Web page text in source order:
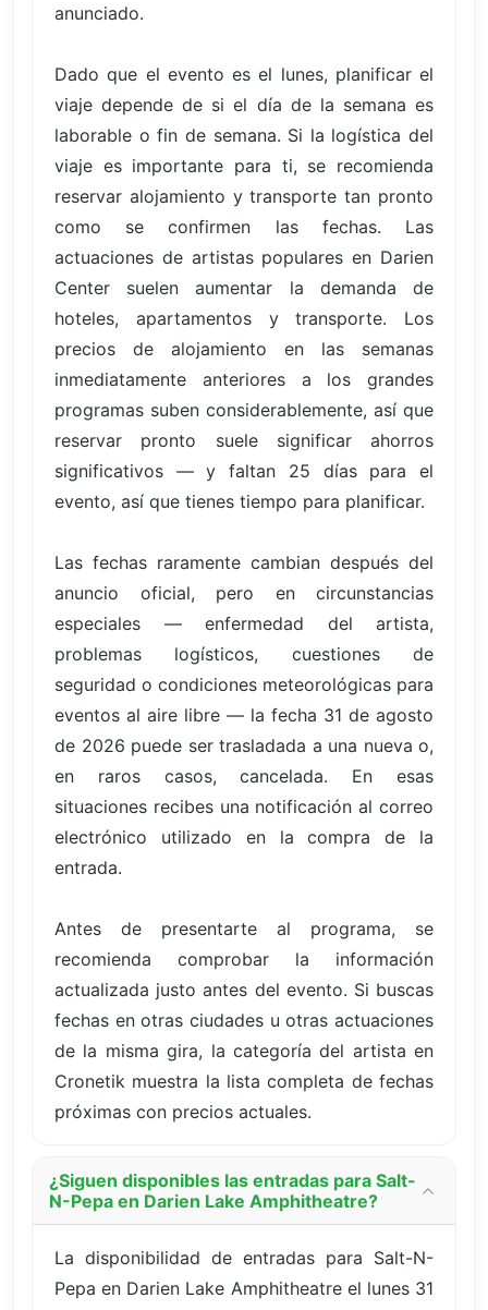
anunciado.
Dado que el evento es el lunes, planificar el
viaje depende de si el día de la semana es
laborable o fin de semana. Si la logística del
viaje es importante para ti, se recomienda
reservar alojamiento y transporte tan pronto
como se confirmen las fechas. Las
actuaciones de artistas populares en Darien
Center suelen aumentar la demanda de
hoteles, apartamentos y transporte. Los
precios de alojamiento en las semanas
inmediatamente anteriores a los grandes
programas suben considerablemente, así que
reservar pronto suele significar ahorros
significativos — y faltan 25 días para el
evento, así que tienes tiempo para planificar.
Las fechas raramente cambian después del
anuncio oficial, pero en circunstancias
especiales — enfermedad del artista,
problemas logísticos, cuestiones de
seguridad o condiciones meteorológicas para
eventos al aire libre — la fecha 31 de agosto
de 2026 puede ser trasladada a una nueva o,
en raros casos, cancelada. En esas
situaciones recibes una notificación al correo
electrónico utilizado en la compra de la
entrada.
Antes de presentarte al programa, se
recomienda comprobar la información
actualizada justo antes del evento. Si buscas
fechas en otras ciudades u otras actuaciones
de la misma gira, la categoría del artista en
Cronetik muestra la lista completa de fechas
próximas con precios actuales.
¿Siguen disponibles las entradas para Salt-
N-Pepa en Darien Lake Amphitheatre?
La disponibilidad de entradas para Salt-N-
Pepa en Darien Lake Amphitheatre el lunes 31